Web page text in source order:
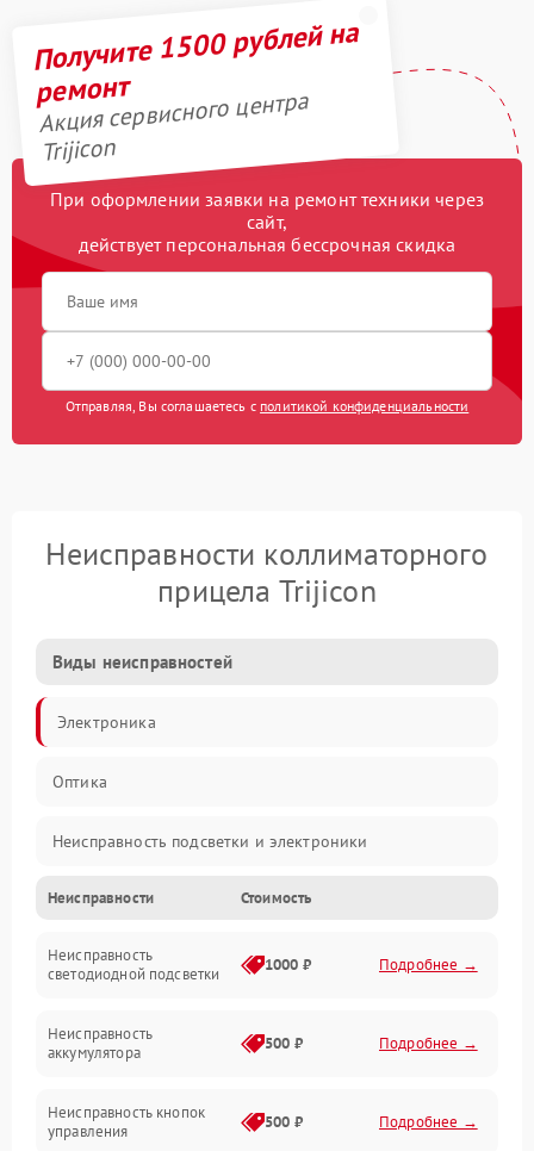
Получите 1500 рублей на
ремонт
Акция сервисного центра
Trijicon
При оформлении заявки на ремонт техники через
сайт,
действует персональная бессрочная скидка
Отправляя, Вы соглашаетесь с политикой конфиденциальности
Неисправности коллиматорного
прицела Trijicon
Виды неисправностей
Электроника
Оптика
Неисправность подсветки и электроники
Неисправность изображения
Электропитание
Прочие неисправности
Неисправности Стоимость
Неисправность
светодиодной подсветки
1000 ₽ Подробнее →
Неисправность
аккумулятора
500 ₽ Подробнее →
Неисправность кнопок
управления
500 ₽ Подробнее →